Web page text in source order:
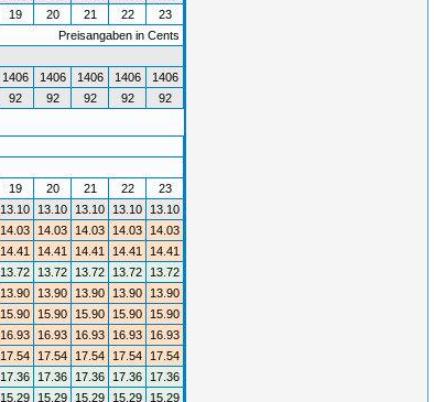
19 20 21 22
23
Preisangaben in Cents
1406 1406 1406 1406
1406
92 92 92 92 92
19 20 21 22
23
13.10 13.10 13.10 13.10
13.10
14.03 14.03 14.03 14.03
14.03
14.41 14.41 14.41 14.41
14.41
13.72 13.72 13.72 13.72
13.72
13.90 13.90 13.90 13.90
13.90
15.90 15.90 15.90 15.90
15.90
16.93 16.93 16.93 16.93
16.93
17.54 17.54 17.54 17.54
17.54
17.36 17.36 17.36 17.36
17.36
15.29 15.29 15.29 15.29 15.29